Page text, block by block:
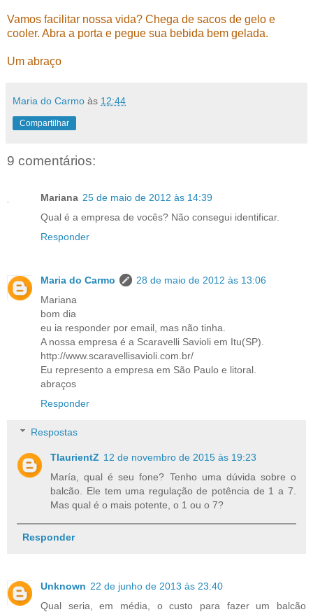
Vamos facilitar nossa vida? Chega de sacos de gelo e
cooler. Abra a porta e pegue sua bebida bem gelada.
Um abraço
Maria do Carmo às 12:44
Compartilhar
9 comentários:
Mariana 25 de maio de 2012 às 14:39
Qual é a empresa de vocês? Não consegui identificar.
Responder
Maria do Carmo
28 de maio de 2012 às 13:06
Mariana
bom dia
eu ia responder por email, mas não tinha.
A nossa empresa é a Scaravelli Savioli em Itu(SP).
http://www.scaravellisavioli.com.br/
Eu represento a empresa em São Paulo e litoral.
abraços
Responder
Respostas
TlaurientZ 12 de novembro de 2015 às 19:23
María, qual é seu fone? Tenho uma dúvida sobre o
balcão. Ele tem uma regulação de potência de 1 a 7.
Mas qual é o mais potente, o 1 ou o 7?
Responder
Unknown 22 de junho de 2013 às 23:40
Qual seria, em média, o custo para fazer um balcão